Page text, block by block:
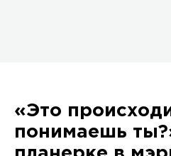
«Это
понимаешь